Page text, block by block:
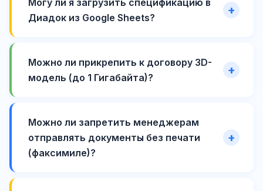
Могу ли я загрузить спецификацию в
Диадок из Google Sheets?
Можно ли прикрепить к договору 3D-
модель (до 1 Гигабайта)?
Можно ли запретить менеджерам
отправлять документы без печати
(факсимиле)?